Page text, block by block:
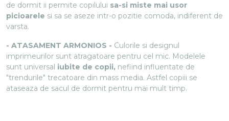
de dormit ii permite copilului sa-si miste mai usor
picioarele si sa se aseze intr-o pozitie comoda, indiferent de
varsta.
- ATASAMENT ARMONIOS - Culorile si designul
imprimeurilor sunt atragatoare pentru cel mic. Modelele
sunt universal iubite de copii, nefiind influentate de
"trendurile" trecatoare din mass media. Astfel copiii se
ataseaza de sacul de dormit pentru mai mult timp.